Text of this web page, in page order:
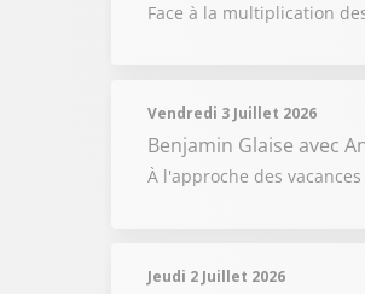
Face à la multiplication
Vendredi 3 Juillet 2026
Benjamin Glaise avec
À l'approche des
Jeudi 2 Juillet 2026